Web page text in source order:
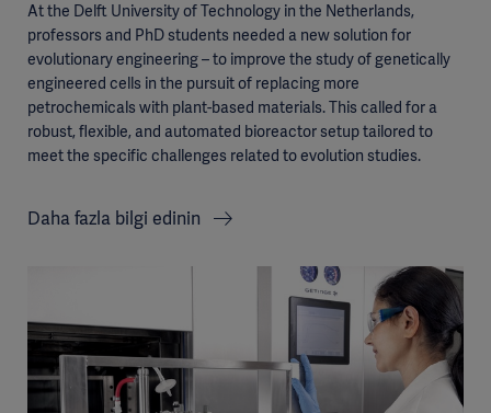
At the Delft University of Technology in the Netherlands,
professors and PhD students needed a new solution for
evolutionary engineering – to improve the study of genetically
engineered cells in the pursuit of replacing more
petrochemicals with plant-based materials. This called for a
robust, flexible, and automated bioreactor setup tailored to
meet the specific challenges related to evolution studies.
Daha fazla bilgi edinin